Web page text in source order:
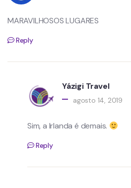
MARAVILHOSOS LUGARES
Reply
Yázigi Travel
agosto 14, 2019
Sim, a Irlanda é demais.
Reply